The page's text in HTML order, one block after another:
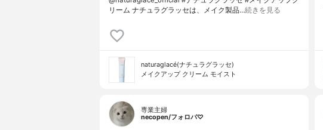
リーム ナチュラグラッセは、メイク製品…続きを見る
naturaglacé(ナチュラグラッセ)
メイクアップ クリーム モイスト
専業主婦
necopen/フォロバ♡